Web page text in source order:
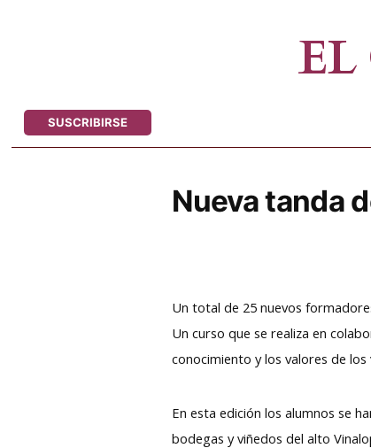
SUSCRIBIRSE
Nueva tanda
Un total de 25 nuevos
Un curso que se realiza en
conocimiento y los valores de
En esta edición los alumnos se
bodegas y viñedos del alto